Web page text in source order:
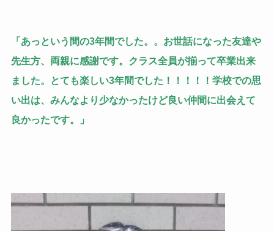
「あっという間の3年間でした。。お世話になった友達や
先生方、両親に感謝です。クラス全員が揃って卒業出来
ました。とても楽しい3年間でした！！！！！学校での思
い出は、みんなより少なかったけど良い仲間に出会えて
良かったです。」